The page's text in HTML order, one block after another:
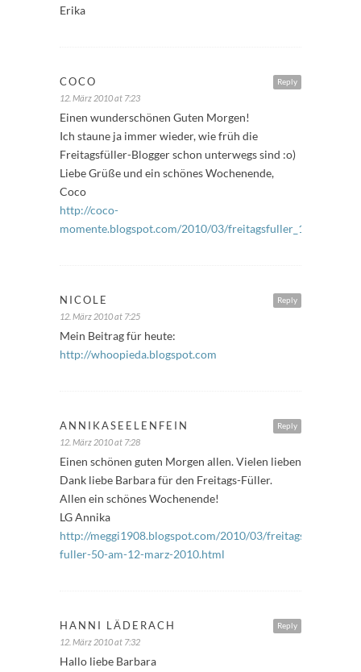
Erika
Reply
COCO
12. März 2010 at 7:23
Einen wunderschönen Guten Morgen!
Ich staune ja immer wieder, wie früh die
Freitagsfüller-Blogger schon unterwegs sind :o)
Liebe Grüße und ein schönes Wochenende,
Coco
http://coco-
momente.blogspot.com/2010/03/freitagsfuller_12.html
Reply
NICOLE
12. März 2010 at 7:25
Mein Beitrag für heute:
http://whoopieda.blogspot.com
Reply
ANNIKASEELENFEIN
12. März 2010 at 7:28
Einen schönen guten Morgen allen. Vielen lieben
Dank liebe Barbara für den Freitags-Füller.
Allen ein schönes Wochenende!
LG Annika
http://meggi1908.blogspot.com/2010/03/freitags-
fuller-50-am-12-marz-2010.html
Reply
HANNI LÄDERACH
12. März 2010 at 7:32
Hallo liebe Barbara